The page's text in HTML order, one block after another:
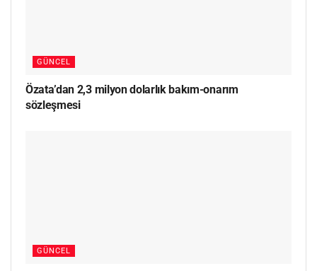
GÜNCEL
Özata’dan 2,3 milyon dolarlık bakım-onarım
sözleşmesi
GÜNCEL